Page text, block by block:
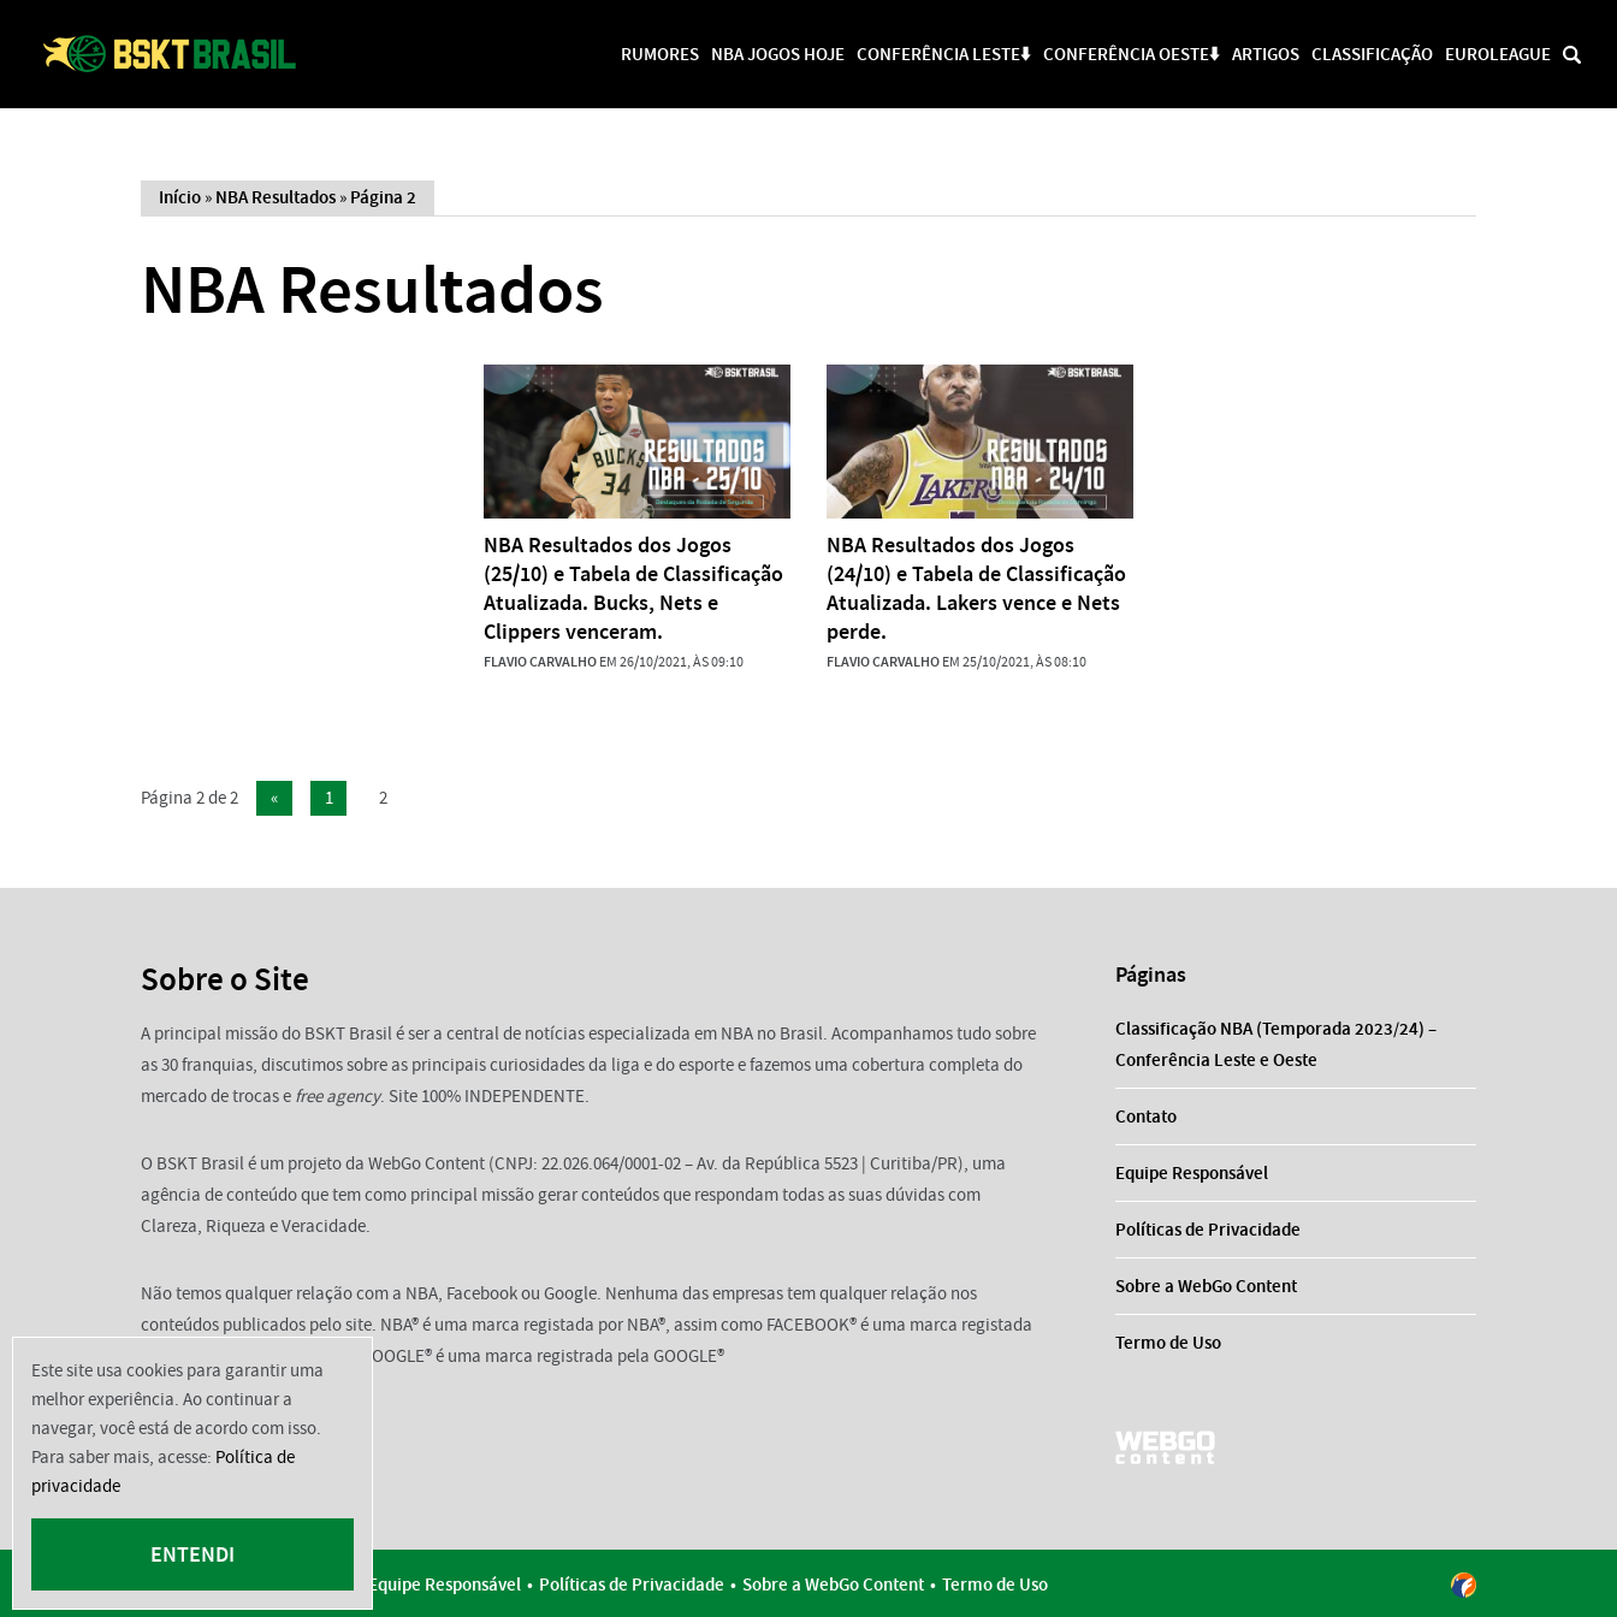
RUMORES NBA JOGOS HOJE CONFERÊNCIA LESTE⬇️ CONFERÊNCIA OESTE⬇️ ARTIGOS CLASSIFICAÇÃO EUROLEAGUE
Início » NBA Resultados » Página 2
NBA Resultados
NBA Resultados dos Jogos
(25/10) e Tabela de Classificação
Atualizada. Bucks, Nets e
Clippers venceram.
FLAVIO CARVALHOEM 26/10/2021, ÀS 09:10
NBA Resultados dos Jogos
(24/10) e Tabela de Classificação
Atualizada. Lakers vence e Nets
perde.
FLAVIO CARVALHOEM 25/10/2021, ÀS 08:10
Página 2 de 2 « 1 2
Sobre o Site
A principal missão do BSKT Brasil é ser a central de notícias especializada em NBA no Brasil. Acompanhamos tudo sobre
as 30 franquias, discutimos sobre as principais curiosidades da liga e do esporte e fazemos uma cobertura completa do
mercado de trocas e free agency. Site 100% INDEPENDENTE.
O BSKT Brasil é um projeto da WebGo Content (CNPJ: 22.026.064/0001-02 – Av. da República 5523 | Curitiba/PR), uma
agência de conteúdo que tem como principal missão gerar conteúdos que respondam todas as suas dúvidas com
Clareza, Riqueza e Veracidade.
Não temos qualquer relação com a NBA, Facebook ou Google. Nenhuma das empresas tem qualquer relação nos
conteúdos publicados pelo site. NBA® é uma marca registada por NBA®, assim como FACEBOOK® é uma marca registada
por FACEBOOK®, assim como GOOGLE® é uma marca registrada pela GOOGLE®
Páginas
Classificação NBA (Temporada 2023/24) –
Conferência Leste e Oeste
Contato
Equipe Responsável
Políticas de Privacidade
Sobre a WebGo Content
Termo de Uso
2026 © BsktBrasil Contato Equipe Responsável Políticas de Privacidade Sobre a WebGo Content Termo de Uso
Este site usa cookies para garantir uma
melhor experiência. Ao continuar a
navegar, você está de acordo com isso.
Para saber mais, acesse: Política de
privacidade
ENTENDI